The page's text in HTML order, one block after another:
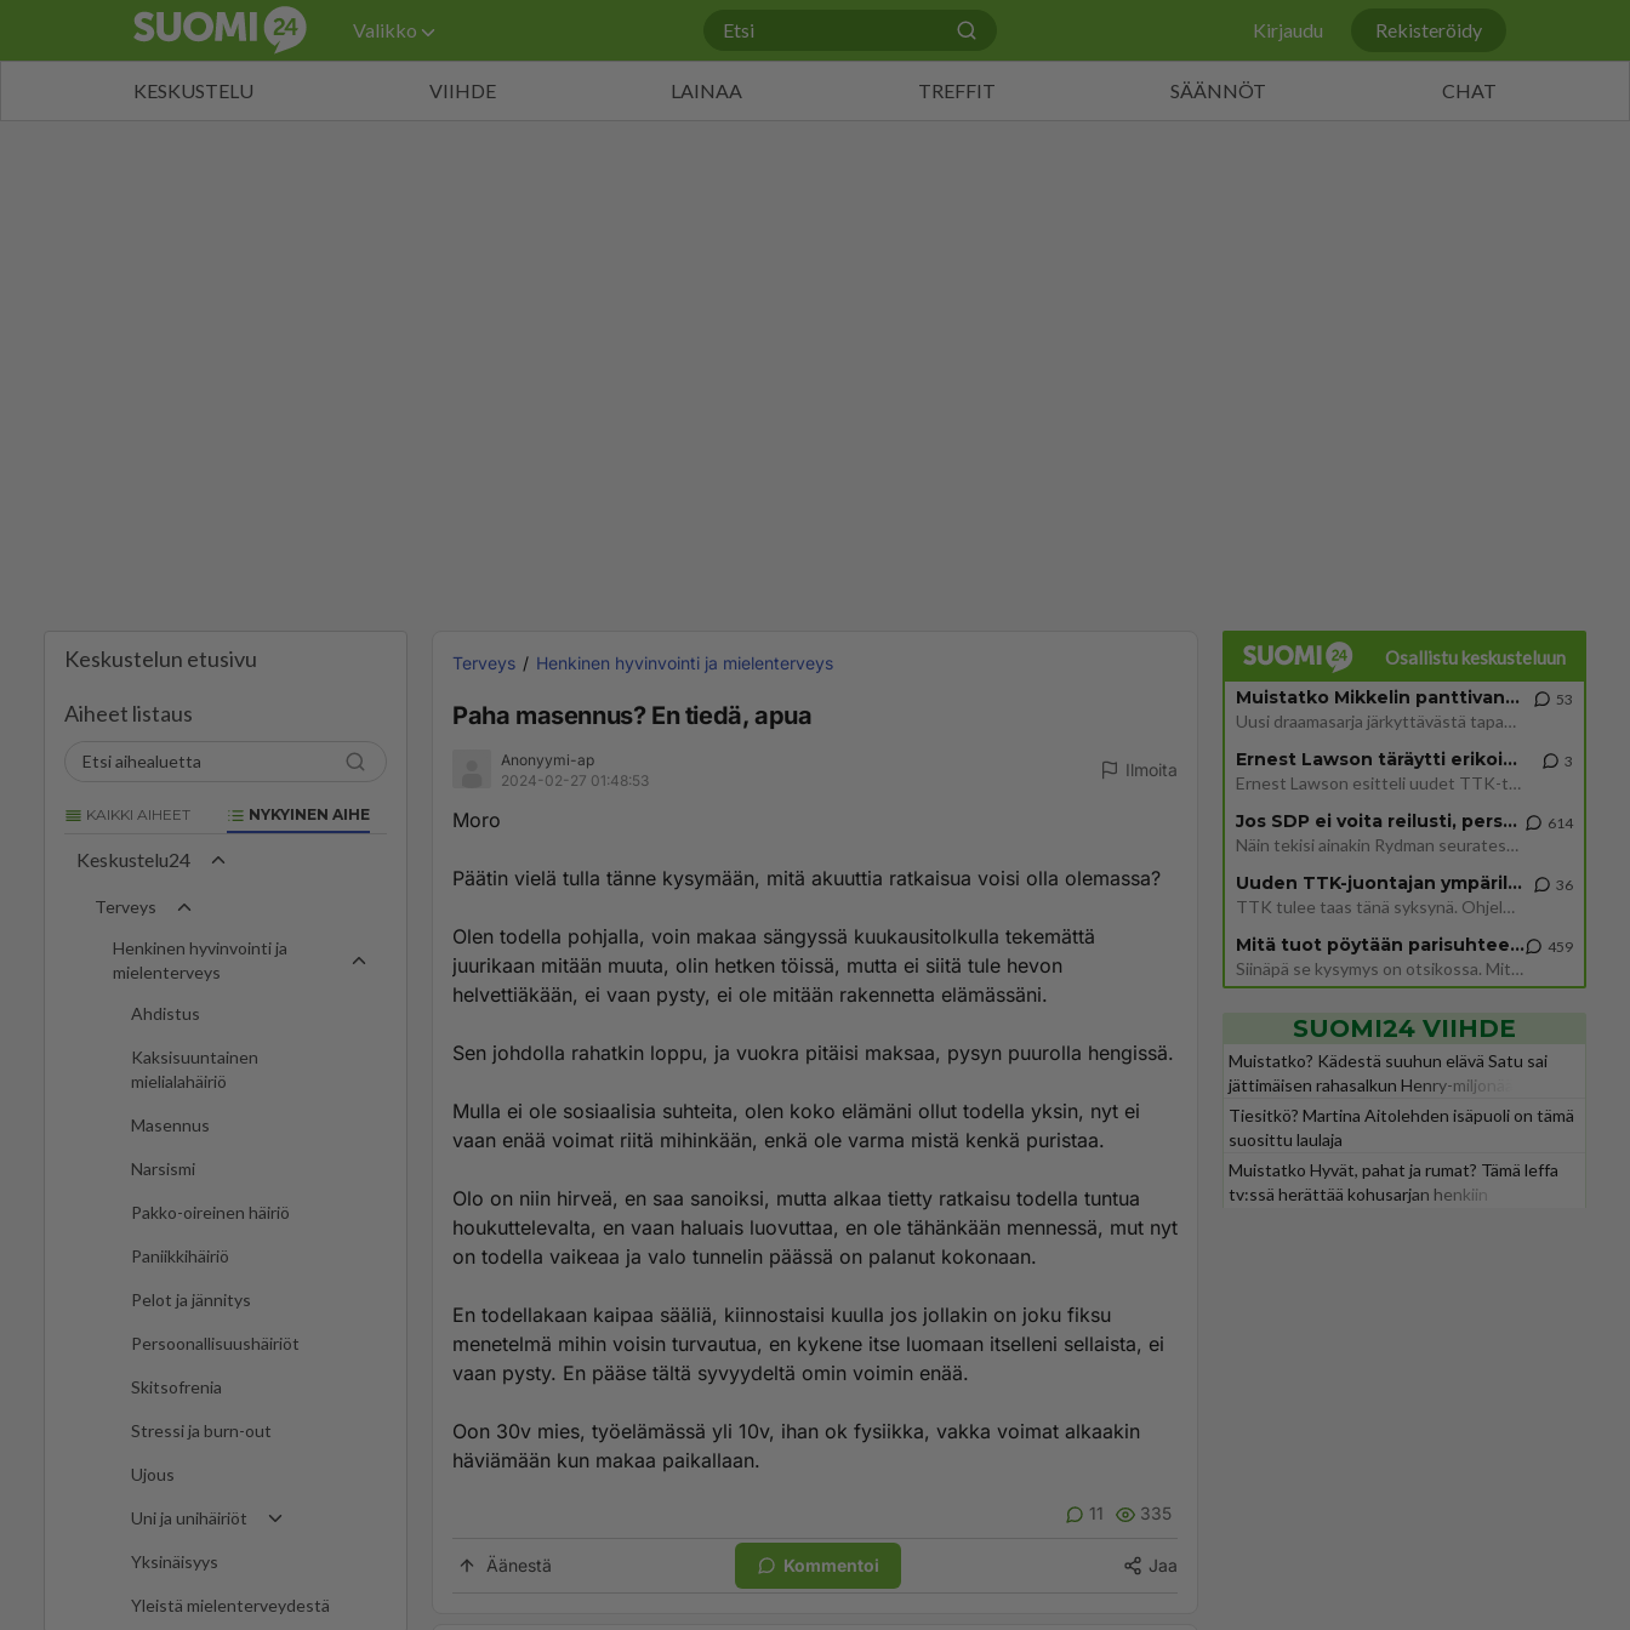
Valikko Kirjaudu Rekisteröidy
KESKUSTELU VIIHDE LAINAA TREFFIT SÄÄNNÖT CHAT
Keskustelun etusivu
Aiheet listaus
KAIKKI AIHEET NYKYINEN AIHE
Keskustelu24
Terveys
Henkinen hyvinvointi ja
mielenterveys
Ahdistus
Kaksisuuntainen
mielialahäiriö
Masennus
Narsismi
Pakko-oireinen häiriö
Paniikkihäiriö
Pelot ja jännitys
Persoonallisuushäiriöt
Skitsofrenia
Stressi ja burn-out
Ujous
Uni ja unihäiriöt
Yksinäisyys
Yleistä mielenterveydestä
Terveys Henkinen hyvinvointi ja mielenterveys
Paha masennus? En tiedä, apua
Anonyymi-ap
2024-02-27 01:48:53
Ilmoita
Moro
Päätin vielä tulla tänne kysymään, mitä akuuttia ratkaisua voisi olla olemassa?
Olen todella pohjalla, voin makaa sängyssä kuukausitolkulla tekemättä
juurikaan mitään muuta, olin hetken töissä, mutta ei siitä tule hevon
helvettiäkään, ei vaan pysty, ei ole mitään rakennetta elämässäni.
Sen johdolla rahatkin loppu, ja vuokra pitäisi maksaa, pysyn puurolla hengissä.
Mulla ei ole sosiaalisia suhteita, olen koko elämäni ollut todella yksin, nyt ei
vaan enää voimat riitä mihinkään, enkä ole varma mistä kenkä puristaa.
Olo on niin hirveä, en saa sanoiksi, mutta alkaa tietty ratkaisu todella tuntua
houkuttelevalta, en vaan haluais luovuttaa, en ole tähänkään mennessä, mut nyt
on todella vaikeaa ja valo tunnelin päässä on palanut kokonaan.
En todellakaan kaipaa sääliä, kiinnostaisi kuulla jos jollakin on joku fiksu
menetelmä mihin voisin turvautua, en kykene itse luomaan itselleni sellaista, ei
vaan pysty. En pääse tältä syvyydeltä omin voimin enää.
Oon 30v mies, työelämässä yli 10v, ihan ok fysiikka, vakka voimat alkaakin
häviämään kun makaa paikallaan.
11 335
Äänestä Kommentoi Jaa
Osallistu keskusteluun
Muistatko Mikkelin panttivankidraaman?
Uusi draamasarja järkyttävästä tapauksesta on tulossa. Tositapahtumiin perustuva sarja ammentaa vuoden 1986 Mikkelin pan
53
Ernest Lawson täräytti erikoisen heiton TTK-lehdistötilaisuudessa: " Onko tässä tarkoituksena...?"
Ernest Lawson esitteli uudet TTK-tähtioppilaat ja opettajat torstaina 6.8. lehdistölle. Tulevalla kaudella on yksi hausk
3
Jos SDP ei voita reilusti, persut kumoavat demokratian Suomesta
Näin tekisi ainakin Rydman seuratessaan idolinsa Trumpin mallia https://www.is.fi/politiikka/art-2000012187244.html
614
Uuden TTK-juontajan ympärillä epätietoisuus sakenee - Nyt MTV hämmentää soppaa
TTK tulee taas tänä syksynä. Ohjelman uudet tähtioppilaat julkistetaan torstaina 6. elokuuta klo 14 alkavassa lehdistö
36
Mitä tuot pöytään parisuhteessa?
Siinäpä se kysymys on otsikossa. Mitäpä siis tuot/toisit pöytään parisuhteessa? Oletko mies vai nainen? Koetko sen mitä
459
SUOMI24 VIIHDE
Muistatko? Kädestä suuhun elävä Satu sai
jättimäisen rahasalkun Henry-miljonääriltä
Tiesitkö? Martina Aitolehden isäpuoli on tämä
suosittu laulaja
Muistatko Hyvät, pahat ja rumat? Tämä leffa
tv:ssä herättää kohusarjan henkiin